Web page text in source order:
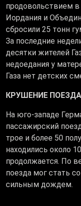
продовольствием
Иордания и
сбросили 25 тонн
За последние
десятки жителей
недоедания у
Газа нет детских
КРУШЕНИЕ ПОЕЗДА
На юго-западе
пассажирский
трое и более 50
находились около
продолжается. По
поезда мог стать
сильным дождем.